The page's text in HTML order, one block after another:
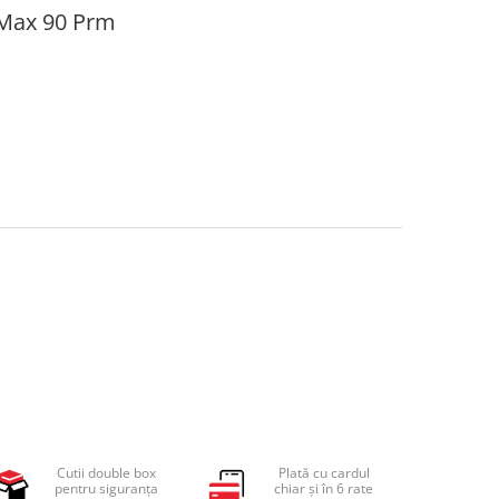
90 Prm
Cutii double box
pentru siguranța
Plată cu cardul
chiar și în 6 rate